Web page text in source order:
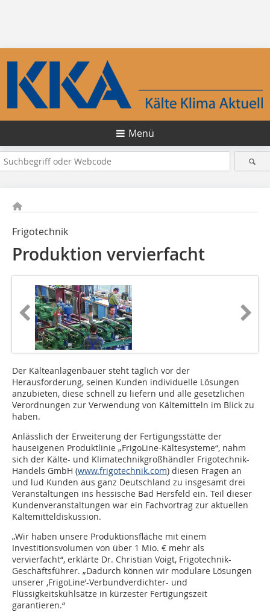
Menü
Frigotechnik
Produktion vervierfacht
Der Kälteanlagenbauer steht täglich vor der
Herausforderung, seinen Kunden individuelle Lösungen
anzubieten, diese schnell zu liefern und alle gesetzlichen
Verordnungen zur Verwendung von Kältemitteln im Blick zu
haben.
Anlässlich der Erweiterung der Fertigungsstätte der
hauseigenen Produktlinie „FrigoLine-Kältesys­teme“, nahm
sich der Kälte- und Klimatechnikgroßhändler Frigotechnik-
Handels GmbH (www.frigotechnik.com) diesen Fragen an
und lud Kunden aus ganz Deutschland zu insgesamt drei
Veranstaltungen ins hessische Bad Hersfeld ein. Teil dieser
Kundenveranstaltungen war ein Fachvortrag zur aktuellen
Kältemitteldiskussion.
„Wir haben unsere Produktions­fläche mit einem
Investitionsvolumen von über 1 Mio. € mehr als
vervierfacht“, erklärte Dr. Christian Voigt, Frigotechnik-
Geschäftsführer. „Dadurch können wir modulare Lösungen
unserer ‚FrigoLine’-Verbundverdichter- und
Flüssigkeitskühlsätze in kürzester Fertigungszeit
garantieren.“